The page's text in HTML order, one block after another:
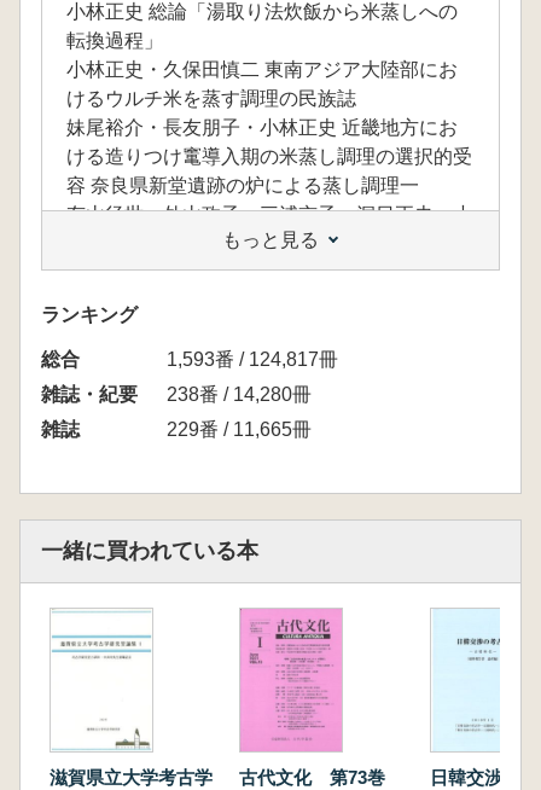
小林正史 総論「湯取り法炊飯から米蒸しへの
転換過程」
小林正史・久保田慎二 東南アジア大陸部にお
けるウルチ米を蒸す調理の民族誌
妹尾裕介・長友朋子・小林正史 近畿地方にお
ける造りつけ竃導入期の米蒸し調理の選択的受
容 奈良県新堂遺跡の炉による蒸し調理一
有山径世・外山政子・三浦京子・洞日正史・小
此木真理 群馬県周辺における湯取り法炊飯か
ら米蒸し調理への転換過程
小野本 敦 古墳時代後期東日本の「炉で蒸す」
調理について
松島隆介 土器埋設炉分布圏における火処の時
期的変化とその背景
〔投稿論文〕
もっと見る
ランキング
総合
1,593番 / 124,817冊
雑誌・紀要
238番 / 14,280冊
雑誌
229番 / 11,665冊
一緒に買われている本
滋賀県立大学考古学
古代文化 第73巻
日韓交渉の